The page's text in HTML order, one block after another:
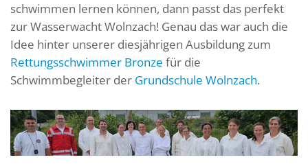
schwimmen lernen können, dann passt das perfekt
zur Wasserwacht Wolnzach! Genau das war auch die
Idee hinter unserer diesjährigen Ausbildung zum
Rettungsschwimmer Bronze für die
Schwimmbegleiter der Grundschule Wolnzach.